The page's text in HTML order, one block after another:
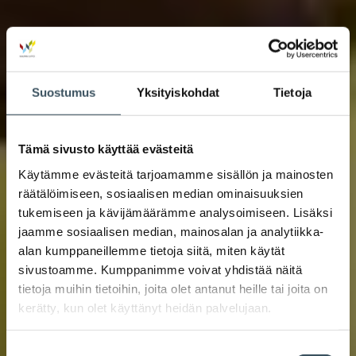
Suostumus Yksityiskohdat Tietoja
Tämä sivusto käyttää evästeitä
Käytämme evästeitä tarjoamamme sisällön ja mainosten
räätälöimiseen, sosiaalisen median ominaisuuksien
tukemiseen ja kävijämäärämme analysoimiseen. Lisäksi
jaamme sosiaalisen median, mainosalan ja analytiikka-
alan kumppaneillemme tietoja siitä, miten käytät
sivustoamme. Kumppanimme voivat yhdistää näitä
tietoja muihin tietoihin, joita olet antanut heille tai joita on
kerätty, kun olet käyttänyt heidän palvelujaan.